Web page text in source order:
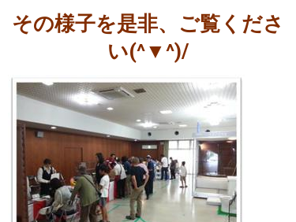
その様子を是非、ご覧くださ
い(^▼^)/